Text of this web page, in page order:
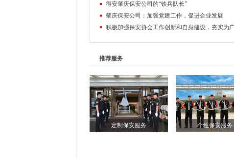
业技能，并取得相关证书。肇庆保安公司创办中专
习和就业平台，更想把保安中专班打造成为企业后
此次研讨会的召开，肇庆保安公司与高职校双
司输送优秀人才奠定扎实基础。会后，肇庆保安公
中专班升旗仪式。
得安肇庆保安公司的“铁兵队长”
肇庆保安公司：加强党建工作，促进企业发展
推荐服务
定制保安服务 个性保安服务